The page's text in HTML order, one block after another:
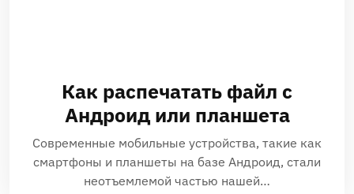
Как распечатать файл с
Андроид или планшета
Современные мобильные устройства‚ такие как
смартфоны и планшеты на базе Андроид‚ стали
неотъемлемой частью нашей…